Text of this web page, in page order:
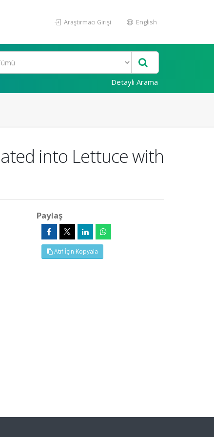
Araştırmacı Girişi English
Detaylı Arama
into Lettuce with
Paylaş
Atıf İçin Kopyala